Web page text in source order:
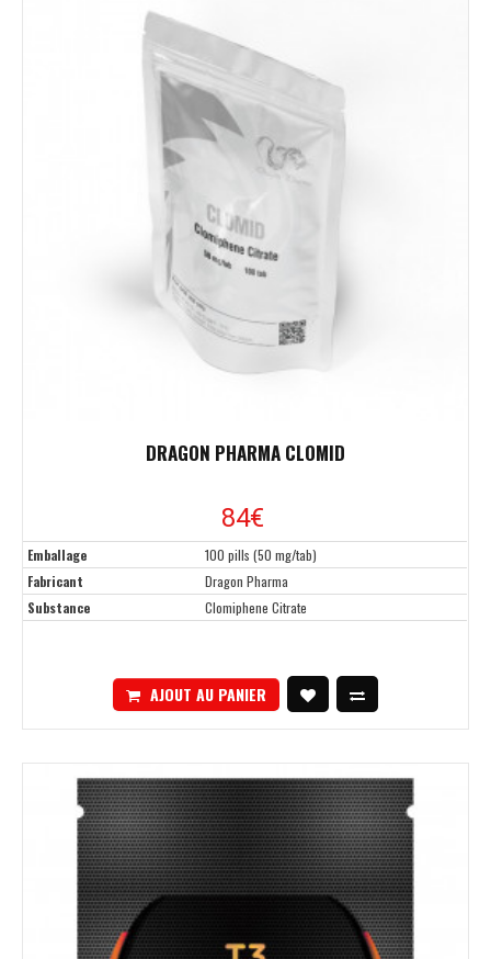
DRAGON PHARMA CLOMID
84€
Emballage
100 pills (50 mg/tab)
Fabricant
Dragon Pharma
Substance
Clomiphene Citrate
AJOUT AU PANIER